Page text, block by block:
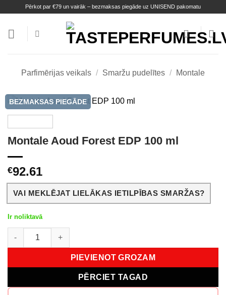
content
Pērkot par €79 un vairāk – bezmaksas piegāde uz UNISEND pakomatu
Parfimērijas veikals / Smaržu pudelītes / Montale
BEZMAKSAS PIEGĀDE
Montale Aoud Forest EDP 100 ml
€92.61
VAI MEKLĒJAT LIELĀKAS IETILPĪBAS SMARŽAS?
Ir noliktavā
Montale Aoud Forest EDP 100 ml daudzums
PIEVIENOT GROZAM
PĒRCIET TAGAD